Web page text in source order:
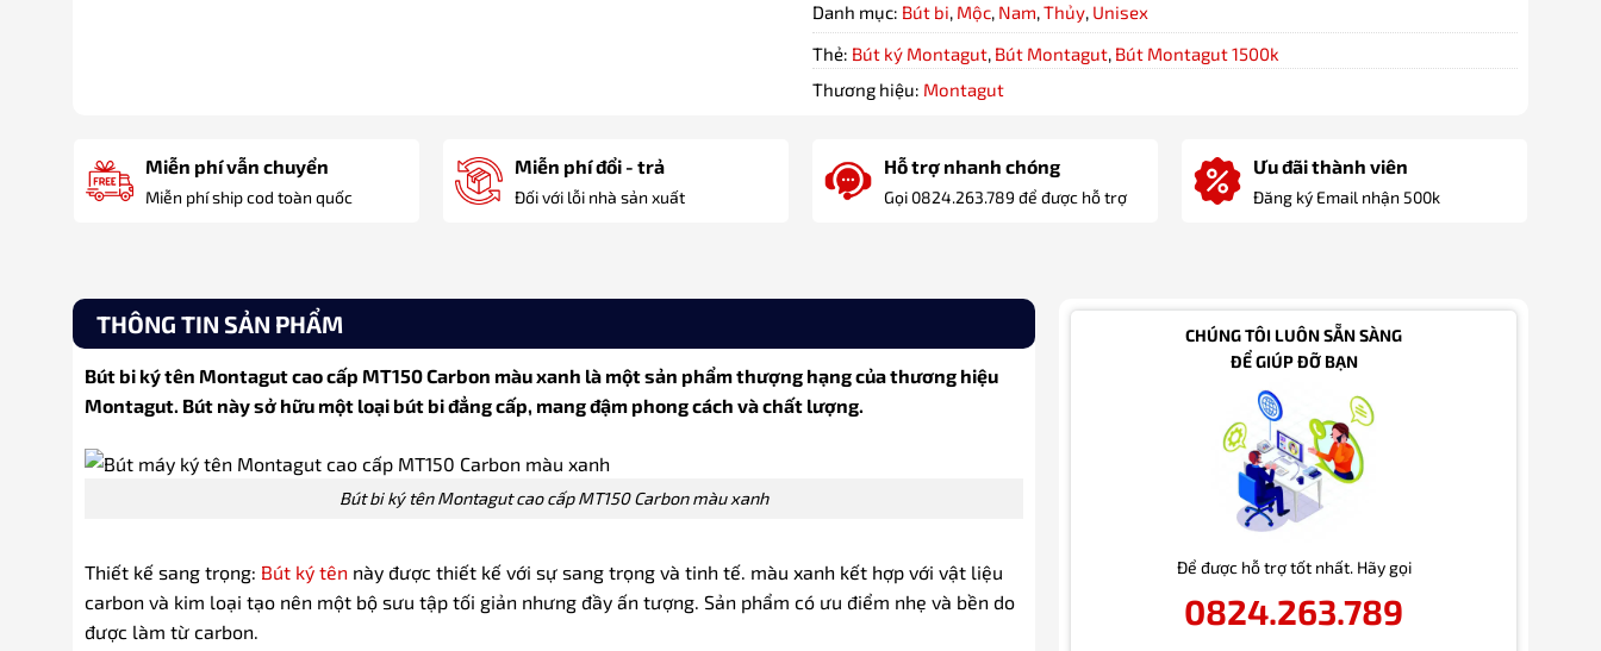
Danh mục: Bút bi, Mộc, Nam,Thủy, Unisex
Thẻ: Bút ký Montagut, Bút Montagut, Bút Montagut 1500k
Thương hiệu: Montagut
Miễn phí vẫn chuyển
Miễn phí ship cod toàn quốc
Miễn phí đổi - trả
Đối với lỗi nhà sản xuất
Hỗ trợ nhanh chóng
Gọi 0824.263.789 để được hỗ trợ
Ưu đãi thành viên
Đăng ký Email nhận 500k
THÔNG TIN SẢN PHẨM
Bút bi ký tên Montagut cao cấp MT150 Carbon màu xanh là một sản phẩm thượng hạng của thương hiệu
Montagut. Bút này sở hữu một loại bút bi đẳng cấp, mang đậm phong cách và chất lượng.
Bút bi ký tên Montagut cao cấp MT150 Carbon màu xanh
Thiết kế sang trọng: Bút ký tênnày được thiết kế với sự sang trọng và tinh tế. màu xanh kết hợp với vật liệu
carbon và kim loại tạo nên một bộ sưu tập tối giản nhưng đầy ấn tượng. Sản phẩm có ưu điểm nhẹ và bền do
được làm từ carbon.
CHÚNG TÔI LUÔN SẴN SÀNG
ĐỂ GIÚP ĐỠ BẠN
Để được hỗ trợ tốt nhất. Hãy gọi
0824.263.789